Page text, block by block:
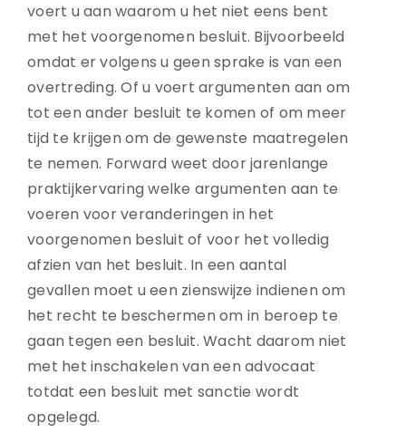
voert u aan waarom u het niet eens bent
met het voorgenomen besluit. Bijvoorbeeld
omdat er volgens u geen sprake is van een
overtreding. Of u voert argumenten aan om
tot een ander besluit te komen of om meer
tijd te krijgen om de gewenste maatregelen
te nemen. Forward weet door jarenlange
praktijkervaring welke argumenten aan te
voeren voor veranderingen in het
voorgenomen besluit of voor het volledig
afzien van het besluit. In een aantal
gevallen moet u een zienswijze indienen om
het recht te beschermen om in beroep te
gaan tegen een besluit. Wacht daarom niet
met het inschakelen van een advocaat
totdat een besluit met sanctie wordt
opgelegd.